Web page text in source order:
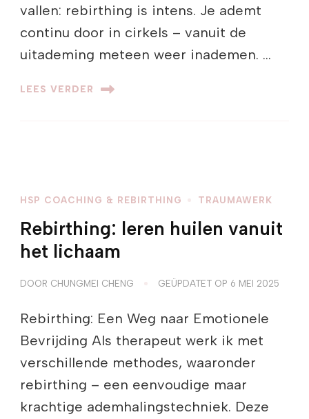
vallen: rebirthing is intens. Je ademt
continu door in cirkels – vanuit de
uitademing meteen weer inademen. …
LEES VERDER
HSP COACHING & REBIRTHING TRAUMAWERK
Rebirthing: leren huilen vanuit
het lichaam
DOOR CHUNGMEI CHENG GEÜPDATET OP 6 MEI 2025
Rebirthing: Een Weg naar Emotionele
Bevrijding Als therapeut werk ik met
verschillende methodes, waaronder
rebirthing – een eenvoudige maar
krachtige ademhalingstechniek. Deze